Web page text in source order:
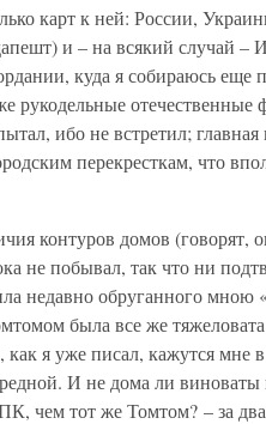
карт к ней: России,
и – на всякий случай –
куда я собираюсь еще
рукодельные
ибо не встретил;
перекресткам, что
контуров домов (говорят,
не побывал, так что ни
недавно обруганного
была все же тяжеловата
я уже писал, кажутся мне
И не дома ли виноваты
чем тот же Томтом? – за